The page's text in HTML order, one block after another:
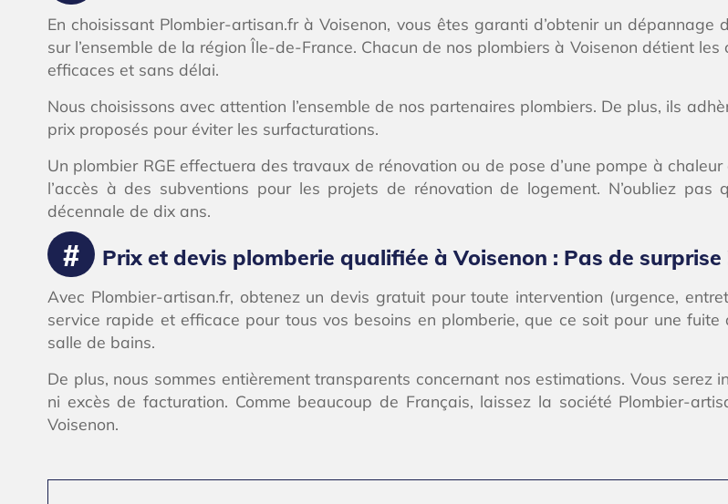
En choisissant Plombier-artisan.fr à Voisenon, vous êtes garanti d’obtenir un
sur l’ensemble de la région Île-de-France. Chacun de nos plombiers à Voisenon détient
efficaces et sans délai.
Nous choisissons avec attention l’ensemble de nos partenaires plombiers. De plus, ils
prix proposés pour éviter les surfacturations.
Un plombier RGE effectuera des travaux de rénovation ou de pose d’une pompe à
l’accès à des subventions pour les projets de rénovation de logement. N’oubliez
décennale de dix ans.
Prix et devis plomberie qualifiée à Voisenon : Pas de surprise
Avec Plombier-artisan.fr, obtenez un devis gratuit pour toute intervention (urgence,
service rapide et efficace pour tous vos besoins en plomberie, que ce soit pour une
salle de bains.
De plus, nous sommes entièrement transparents concernant nos estimations. Vous serez
ni excès de facturation. Comme beaucoup de Français, laissez la société Plombier-
Voisenon.